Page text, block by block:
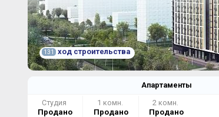
131 ход строительства
Апартаменты
Студия
Продано
1 комн.
Продано
2 комн.
Продано